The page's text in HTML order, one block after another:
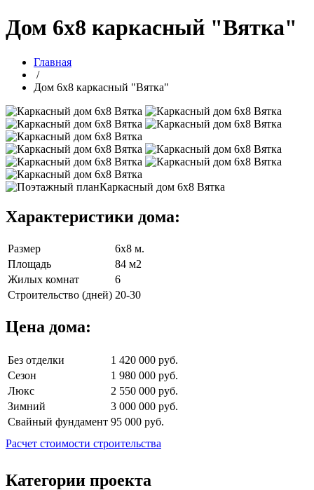
Дом 6х8 каркасный "Вятка"
Главная
/
Дом 6х8 каркасный "Вятка"
Характеристики дома:
Размер
6х8 м.
Площадь
84 м2
Жилых комнат
6
Строительство (дней) 20-30
Цена дома:
Без отделки
1 420 000 руб.
Сезон
1 980 000 руб.
Люкс
2 550 000 руб.
Зимний
3 000 000 руб.
Свайный фундамент 95 000 руб.
Расчет стоимости строительства
Категории проекта